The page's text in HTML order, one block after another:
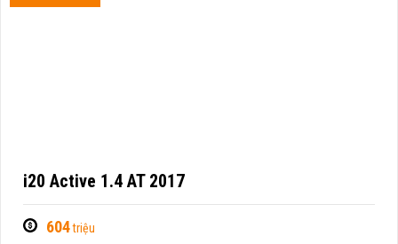
i20 Active 1.4 AT 2017
604triệu